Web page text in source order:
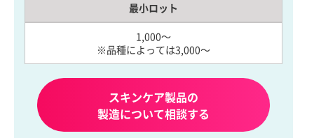
最小ロット
1,000～
※品種によっては3,000～
スキンケア製品の
製造について相談する